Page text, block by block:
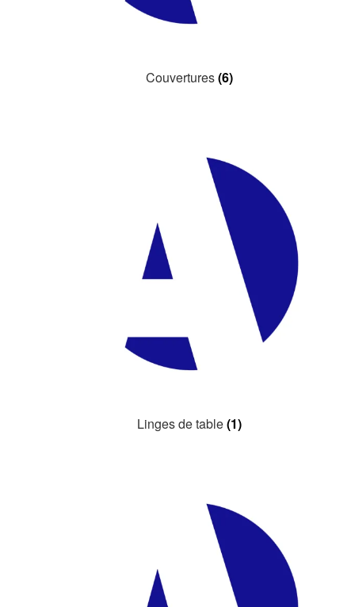
Couvertures(6)
Linges de table(1)